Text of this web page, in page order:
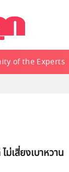
of the Experts
เสี่ยงเบาหวาน